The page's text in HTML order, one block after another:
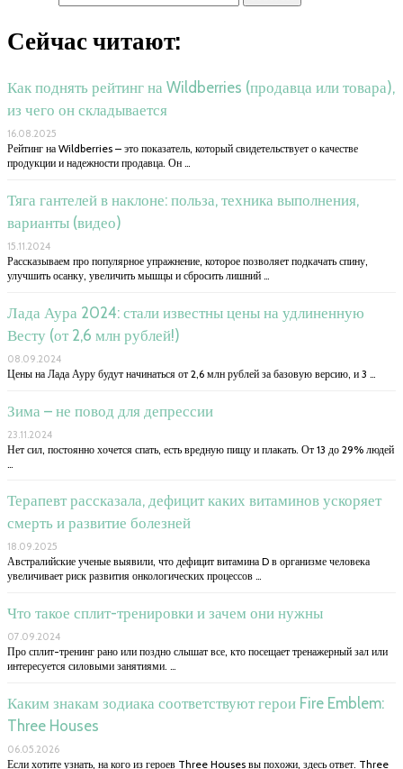
Сейчас читают:
Как поднять рейтинг на Wildberries (продавца или товара),
из чего он складывается
16.08.2025
Рейтинг на Wildberries – это показатель, который свидетельствует о качестве
продукции и надежности продавца. Он …
Тяга гантелей в наклоне: польза, техника выполнения,
варианты (видео)
15.11.2024
Рассказываем про популярное упражнение, которое позволяет подкачать спину,
улучшить осанку, увеличить мышцы и сбросить лишний …
Лада Аура 2024: стали известны цены на удлиненную
Весту (от 2,6 млн рублей!)
08.09.2024
Цены на Лада Ауру будут начинаться от 2,6 млн рублей за базовую версию, и 3 …
Зима – не повод для депрессии
23.11.2024
Нет сил, постоянно хочется спать, есть вредную пищу и плакать. От 13 до 29% людей
Терапевт рассказала, дефицит каких витаминов ускоряет
смерть и развитие болезней
18.09.2025
Австралийские ученые выявили, что дефицит витамина D в организме человека
увеличивает риск развития онкологических процессов …
Что такое сплит-тренировки и зачем они нужны
07.09.2024
Про сплит-тренинг рано или поздно слышат все, кто посещает тренажерный зал или
интересуется силовыми занятиями. …
Каким знакам зодиака соответствуют герои Fire Emblem:
Three Houses
06.05.2026
Если хотите узнать, на кого из героев Three Houses вы похожи, здесь ответ. Three